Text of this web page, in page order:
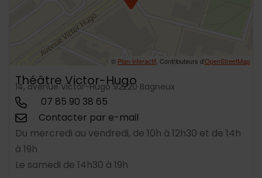
© Plan-interactif , Contributeurs d'OpenStreetMap
Théâtre Victor-Hugo
14, avenue Victor-Hugo 92220 Bagneux
07 85 90 38 65
Contacter par e-mail
Du mercredi au vendredi, de 10h à 12h30 et de 14h
à 19h
Le samedi de 14h30 à 19h